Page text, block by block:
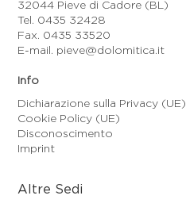
32044 Pieve di Cadore (BL)
Tel. 0435 32428
Fax. 0435 33520
E-mail. pieve@dolomitica.it
Info
Dichiarazione sulla Privacy (UE)
Cookie Policy (UE)
Disconoscimento
Imprint
Altre Sedi